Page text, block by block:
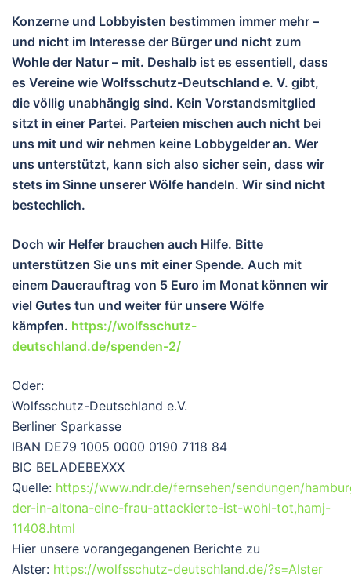
Konzerne und Lobbyisten bestimmen immer mehr –
und nicht im Interesse der Bürger und nicht zum
Wohle der Natur – mit. Deshalb ist es essentiell, dass
es Vereine wie Wolfsschutz-Deutschland e. V. gibt,
die völlig unabhängig sind. Kein Vorstandsmitglied
sitzt in einer Partei. Parteien mischen auch nicht bei
uns mit und wir nehmen keine Lobbygelder an. Wer
uns unterstützt, kann sich also sicher sein, dass wir
stets im Sinne unserer Wölfe handeln. Wir sind nicht
bestechlich.
Doch wir Helfer brauchen auch Hilfe. Bitte
unterstützen Sie uns mit einer Spende. Auch mit
einem Dauerauftrag von 5 Euro im Monat können wir
viel Gutes tun und weiter für unsere Wölfe
kämpfen. https://wolfsschutz-
deutschland.de/spenden-2/
Oder:
Wolfsschutz-Deutschland e.V.
Berliner Sparkasse
IBAN DE79 1005 0000 0190 7118 84
BIC BELADEBEXXX
Quelle: https://www.ndr.de/fernsehen/sendungen/
der-in-altona-eine-frau-attackierte-ist-wohl-tot,hamj-
11408.html
Hier unsere vorangegangenen Berichte zu
Alster: https://wolfsschutz-deutschland.de/?s=Alster